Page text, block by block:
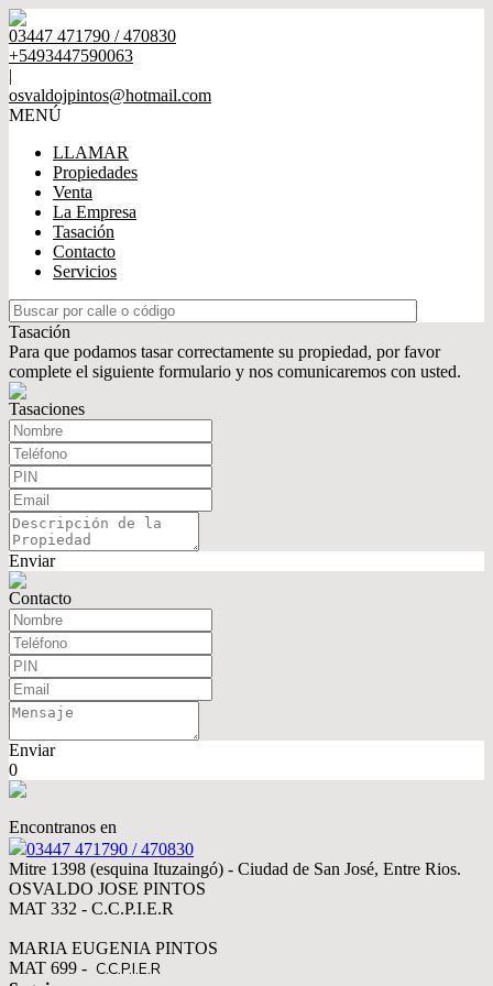
03447 471790 / 470830
+5493447590063
|
osvaldojpintos@hotmail.com
MENÚ
LLAMAR
Propiedades
Venta
La Empresa
Tasación
Contacto
Servicios
Tasación
Para que podamos tasar correctamente su propiedad, por favor
complete el siguiente formulario y nos comunicaremos con usted.
Tasaciones
Enviar
Contacto
Enviar
0
Encontranos en
03447 471790 / 470830
Mitre 1398 (esquina Ituzaingó) - Ciudad de San José, Entre Rios.
OSVALDO JOSE PINTOS
MAT 332 - C.C.P.I.E.R
MARIA EUGENIA PINTOS
MAT 699 - C.C.P.I.E.R